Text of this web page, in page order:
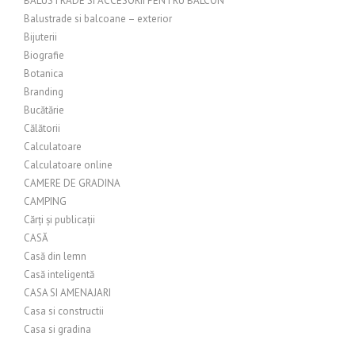
Balustrade si balcoane – exterior
Bijuterii
Biografie
Botanica
Branding
Bucătărie
Călătorii
Calculatoare
Calculatoare online
CAMERE DE GRADINA
CAMPING
Cărți și publicații
CASĂ
Casă din lemn
Casă inteligentă
CASA SI AMENAJARI
Casa si constructii
Casa si gradina